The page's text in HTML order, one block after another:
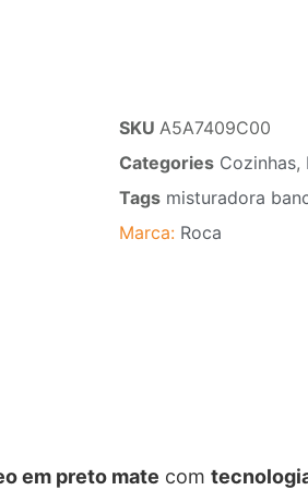
SKU A5A7409C00
Categories Cozinhas,
Tags misturadora
Marca: Roca
em preto mate com